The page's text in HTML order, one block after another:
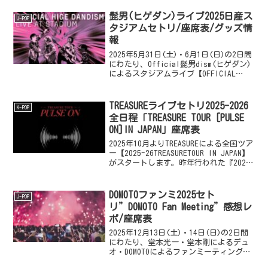
J-POP
髭男(ヒゲダン)ライブ2025日産ス
タジアムセトリ/座席表/グッズ情
報
2025年5月31日(土)・6月1日(日)の2日間
にわたり、Official髭男dism(ヒゲダン)
によるスタジアムライブ【OFFICIAL
（横...
K-POP
TREASUREライブセトリ2025-2026
全日程「TREASURE TOUR [PULSE
ON]IN JAPAN」座席表
2025年10月よりTREASUREによる全国ツア
ー【2025-26TREASURETOUR IN JAPAN】
がスタートします。昨年行われた『2024
J-POP
DOMOTOファンミ2025セト
リ”DOMOTO Fan Meeting”感想レ
ポ/座席表
2025年12月13日(土)・14日(日)の2日間
にわたり、堂本光一・堂本剛によるデュ
オ・DOMOTOによるファンミーティング